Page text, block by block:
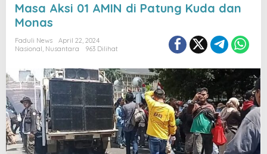
Masa Aksi 01 AMIN di Patung Kuda dan
Monas
Faduli News
April 22, 2024
Nasional, Nusantara 963 Dilihat